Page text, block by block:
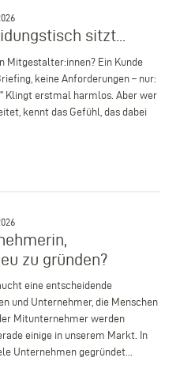
sitzt...
Mitgestalter:innen? Ein Kunde
keine Anforderungen – nur:
Klingt erstmal harmlos. Aber wer
kennt das Gefühl, das dabei
zu gründen?
eine entscheidende
und Unternehmer, die Menschen
Mitunternehmer werden
einige in unserem Markt. In
Unternehmen gegründet...